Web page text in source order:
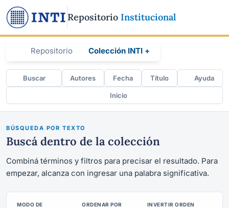
Repositorio Institucional
Repositorio Colección INTI +
Buscar Autores Fecha Título Ayuda
Inicio
BÚSQUEDA POR TEXTO
Buscá dentro de la colección
Combiná términos y filtros para precisar el resultado. Para
empezar, alcanza con ingresar una palabra significativa.
MODO DE
ORDENAR POR INVERTIR ORDEN